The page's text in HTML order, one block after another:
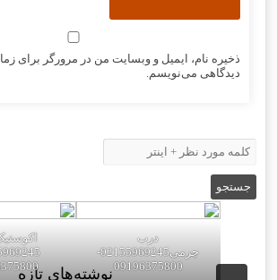
ذخیره نام، ایمیل و وبسایت من در مرورگر برای
دیدگاهی می‌نویسم.
درب
چرمی02155969245-
09196375800نوشته‌های تازه